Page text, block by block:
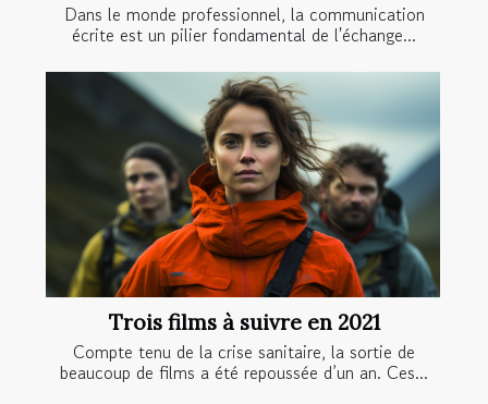
Dans le monde professionnel, la communication
écrite est un pilier fondamental de l'échange...
Trois films à suivre en 2021
Compte tenu de la crise sanitaire, la sortie de
beaucoup de films a été repoussée d’un an. Ces...